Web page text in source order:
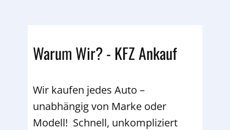
Warum Wir? - KFZ Ankauf
Wir kaufen jedes Auto –
unabhängig von Marke oder
Modell! Schnell, unkompliziert